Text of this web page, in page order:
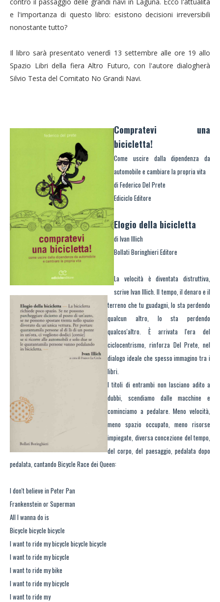
e l'importanza di questo libro: esistono decisioni irreversibili
nonostante tutto?
Il libro sarà presentato venerdì 13 settembre alle ore 19 allo
Spazio Libri della fiera Altro Futuro, con l'autore dialogherà
Silvio Testa del Comitato No Grandi Navi.
Compratevi una
bicicletta!
Come uscire dalla dipendenza da
automobile e cambiare la propria vita
di Federico Del Prete
Ediciclo Editore
Elogio della bicicletta
di Ivan Illich
Bollati Boringhieri Editore
La velocità è diventata distruttiva,
scrive Ivan Illich. Il tempo, il denaro e il
terreno che tu guadagni, lo sta perdendo
qualcun altro, lo sta perdendo
qualcos'altro. È arrivata l'era del
ciclocentrismo, rinforza Del Prete, nel
dialogo ideale che spesso immagino tra i
libri.
I titoli di entrambi non lasciano adito a
dubbi, scendiamo dalle macchine e
cominciamo a pedalare. Meno velocità,
meno spazio occupato, meno risorse
impiegate, diversa concezione del tempo,
del corpo, del paesaggio, pedalata dopo
pedalata, cantando Bicycle Race dei Queen:
I don't believe in Peter Pan
Frankenstein or Superman
All I wanna do is
Bicycle bicycle bicycle
I want to ride my bicycle bicycle bicycle
I want to ride my bicycle
I want to ride my bike
I want to ride my bicycle
I want to ride my